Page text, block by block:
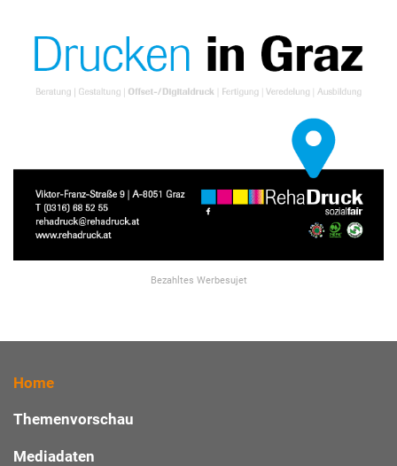
Bezahltes Werbesujet
Home
Themenvorschau
Mediadaten